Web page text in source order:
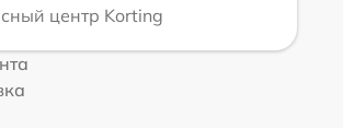
центр Korting